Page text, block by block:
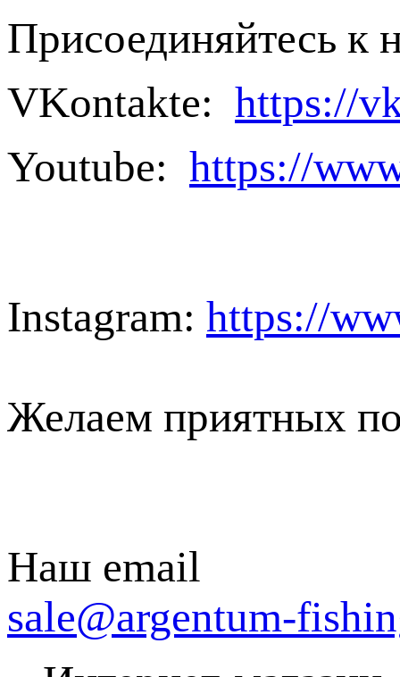
Присоединяйтесь к
VKontakte: https://
Youtube: https://
Instagram: https://
Желаем приятных
Наш email
sale@argentum-